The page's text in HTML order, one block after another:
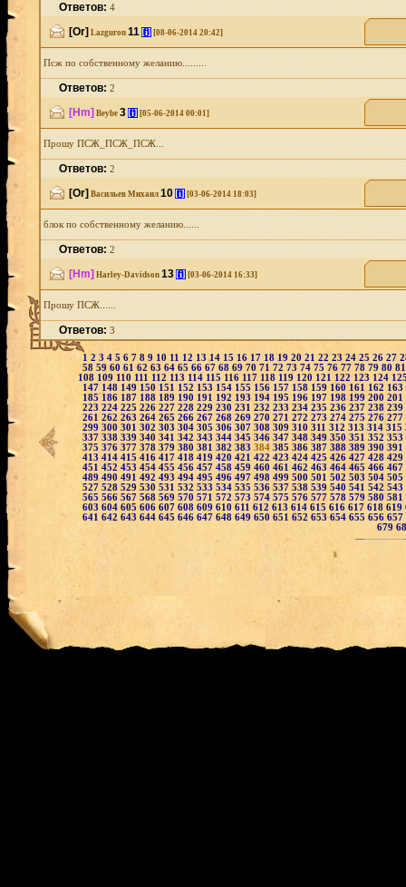
Ответов:4
[Or] Lazguron 11 [i] [08-06-2014 20:42]
Псж по собственному желанию.........
Ответов:2
[Hm] Beybe 3 [i] [05-06-2014 00:01]
Прошу ПСЖ_ПСЖ_ПСЖ...
Ответов:2
[Or] Васильев Михаил 10 [i] [03-06-2014 18:03]
блок по собственному желанию......
Ответов:2
[Hm] Harley-Davidson 13 [i] [03-06-2014 16:33]
Прошу ПСЖ......
Ответов:3
1 2 3 4 5 6 7 8 9 10 11 12 1314 15 16 17 18 19 20 21 22 23 24 25 26 27
58 59 60 61 62 63 64 65 66 67 68 69 70 71 72 73 74 75 76 77 78 79 80
108 109 110 111 112 113 114 115 116 117 118 119 120 121 122 123 124
147 148 149 150 151 152 153 154 155 156 157 158 159 160 161 162 163
185 186 187 188 189 190 191 192 193 194 195 196 197 198 199 200 201
223 224 225 226 227 228 229 230 231 232 233 234 235 236 237 238 239
261 262 263 264 265 266 267 268 269 270 271 272 273 274 275 276 277
299 300 301 302 303 304 305 306 307 308 309 310 311 312 313 314 315
337 338 339 340 341 342 343 344 345 346 347 348 349 350 351 352 353
375 376 377 378 379 380 381 382 383 384 385 386 387 388 389 390 391
413 414 415 416 417 418 419 420 421 422 423 424 425 426 427 428 429
451 452 453 454 455 456 457 458 459 460 461 462 463 464 465 466 467
489 490 491 492 493 494 495 496 497 498 499 500 501 502 503 504 505
527 528 529 530 531 532 533 534 535 536 537 538 539 540 541 542 543
565 566 567 568 569 570 571 572 573 574 575 576 577 578 579 580 581
603 604 605 606 607 608 609 610 611 612 613 614 615 616 617 618 619
641 642 643 644 645 646 647 648 649 650 651 652 653 654 655 656 657
679